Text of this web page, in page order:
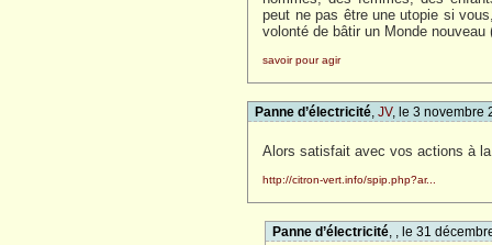
peut ne pas être une utopie si
volonté de bâtir un Monde
savoir pour agir
Panne d’électricité ,JV, le 3 novembre
Alors satisfait avec vos actions à
http://citron-vert.info/spip.php?ar...
Panne d’électricité , , le 31